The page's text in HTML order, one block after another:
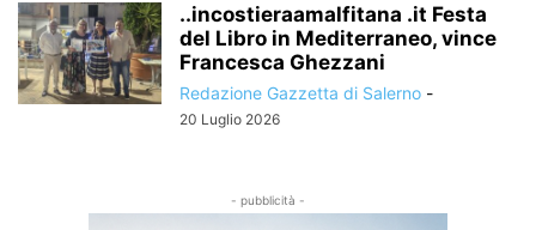
..incostieraamalfitana .it Festa
del Libro in Mediterraneo, vince
Francesca Ghezzani
Redazione Gazzetta di Salerno -
20 Luglio 2026
- pubblicità -